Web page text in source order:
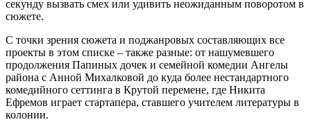
секунду вызвать смех или удивить неожиданным поворотом в
сюжете.
С точки зрения сюжета и поджанровых составляющих все
проекты в этом списке – также разные: от нашумевшего
продолжения Папиных дочек и семейной комедии Ангелы
района с Анной Михалковой до куда более нестандартного
комедийного сеттинга в Крутой перемене, где Никита
Ефремов играет стартапера, ставшего учителем литературы в
колонии.